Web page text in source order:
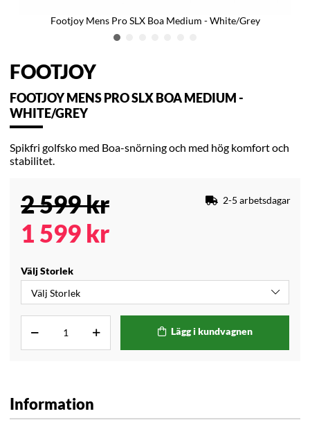
Footjoy Mens Pro SLX Boa Medium - White/Grey
FOOTJOY
FOOTJOY MENS PRO SLX BOA MEDIUM -
WHITE/GREY
Spikfri golfsko med Boa-snörning och med hög komfort och
stabilitet.
2 599kr
1 599 kr
2-5 arbetsdagar
Välj Storlek
Lägg i kundvagnen
Information